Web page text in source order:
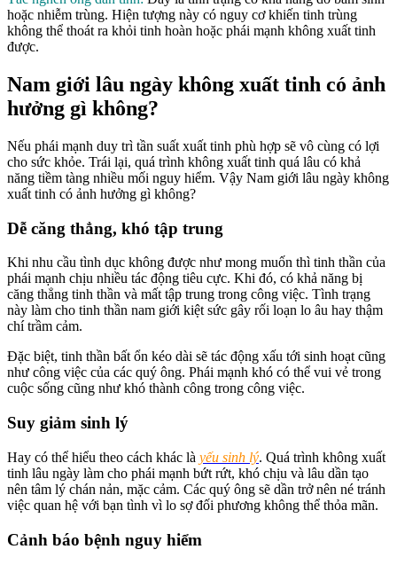
hoặc nhiễm trùng. Hiện tượng này có nguy cơ khiến tinh trùng
không thể thoát ra khỏi tinh hoàn hoặc phái mạnh không xuất tinh
được.
Nam giới lâu ngày không xuất tinh có ảnh
hưởng gì không?
Nếu phái mạnh duy trì tần suất xuất tinh phù hợp sẽ vô cùng có lợi
cho sức khỏe. Trái lại, quá trình không xuất tinh quá lâu có khả
năng tiềm tàng nhiều mối nguy hiểm. Vậy Nam giới lâu ngày không
xuất tinh có ảnh hưởng gì không?
Dễ căng thẳng, khó tập trung
Khi nhu cầu tình dục không được như mong muốn thì tinh thần của
phái mạnh chịu nhiều tác động tiêu cực. Khi đó, có khả năng bị
căng thẳng tinh thần và mất tập trung trong công việc. Tình trạng
này làm cho tinh thần nam giới kiệt sức gây rối loạn lo âu hay thậm
chí trầm cảm.
Đặc biệt, tinh thần bất ổn kéo dài sẽ tác động xấu tới sinh hoạt cũng
như công việc của các quý ông. Phái mạnh khó có thể vui vẻ trong
cuộc sống cũng như khó thành công trong công việc.
Suy giảm sinh lý
Hay có thể hiểu theo cách khác là yếu sinh lý. Quá trình không xuất
tinh lâu ngày làm cho phái mạnh bứt rứt, khó chịu và lâu dần tạo
nên tâm lý chán nản, mặc cảm. Các quý ông sẽ dần trở nên né tránh
việc quan hệ với bạn tình vì lo sợ đối phương không thể thỏa mãn.
Cảnh báo bệnh nguy hiểm